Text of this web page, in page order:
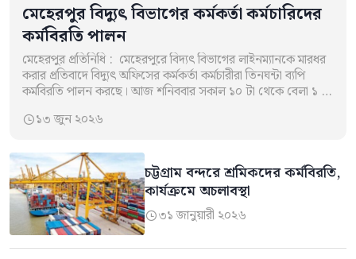
মেহেরপুর বিদ্যুৎ বিভাগের কর্মকর্তা কর্মচারিদের
কর্মবিরতি পালন
মেহেরপুর প্রতিনিধি : মেহেরপুরে বিদ্যৎ বিভাগের লাইনম্যানকে মারধর
করার প্রতিবাদে বিদ্যুৎ অফিসের কর্মকর্তা কর্মচারীরা তিনঘন্টা ব্যপি
কর্মবিরতি পালন করছে। আজ শনিববার সকাল ১০ টা থেকে বেলা ১ টা
১৩ জুন ২০২৬
চট্টগ্রাম বন্দরে শ্রমিকদের কর্মবিরতি,
কার্যক্রমে অচলাবস্থা
৩১ জানুয়ারী ২০২৬